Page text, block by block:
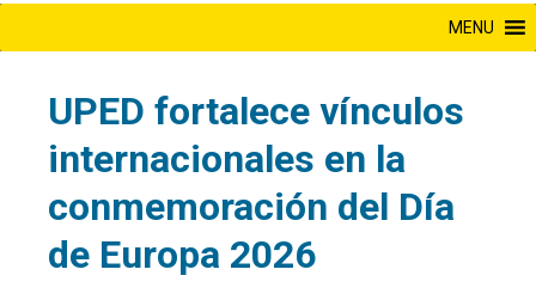
MENU
UPED fortalece vínculos
internacionales en la
conmemoración del Día
de Europa 2026